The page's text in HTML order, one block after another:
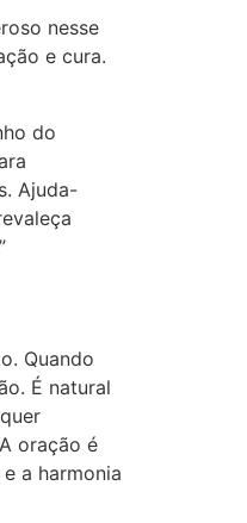
nesse
e cura.
do
Ajuda-
Quando
É natural
oração é
a harmonia